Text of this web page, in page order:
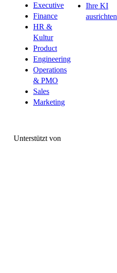
Executive
Finance
HR &
Kultur
Product
Engineering
Operations
& PMO
Sales
Marketing
Ihre KI
ausrichten
Unterstützt von